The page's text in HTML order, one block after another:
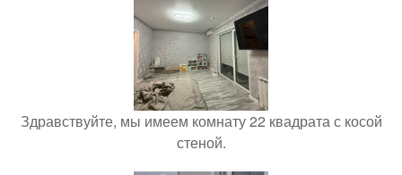
Здравствуйте, мы имеем комнату 22 квадрата с косой
стеной.